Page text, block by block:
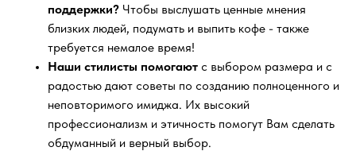
поддержки? Чтобы выслушать ценные мнения
близких людей, подумать и выпить кофе - также
требуется немалое время!
Наши стилисты помогают с выбором размера и с
радостью дают советы по созданию полноценного и
неповторимого имиджа. Их высокий
профессионализм и этичность помогут Вам сделать
обдуманный и верный выбор.